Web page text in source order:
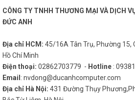
CÔNG TY TNHH THƯƠNG MẠI VÀ DỊCH
ĐỨC ANH
Địa chỉ HCM: 45/16A Tân Trụ, Phường 15,
Hồ Chí Minh
Điện thoại: 02862703779 - Hotline :
Email : nvdong@ducanhcomputer.com
Địa chỉ Hà Nội: 431 Đường Thụy